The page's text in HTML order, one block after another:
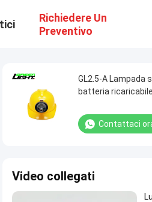
Richiedere Un
Preventivo
GL2.5-A Lampada
batteria
Contattaci
Video collegati